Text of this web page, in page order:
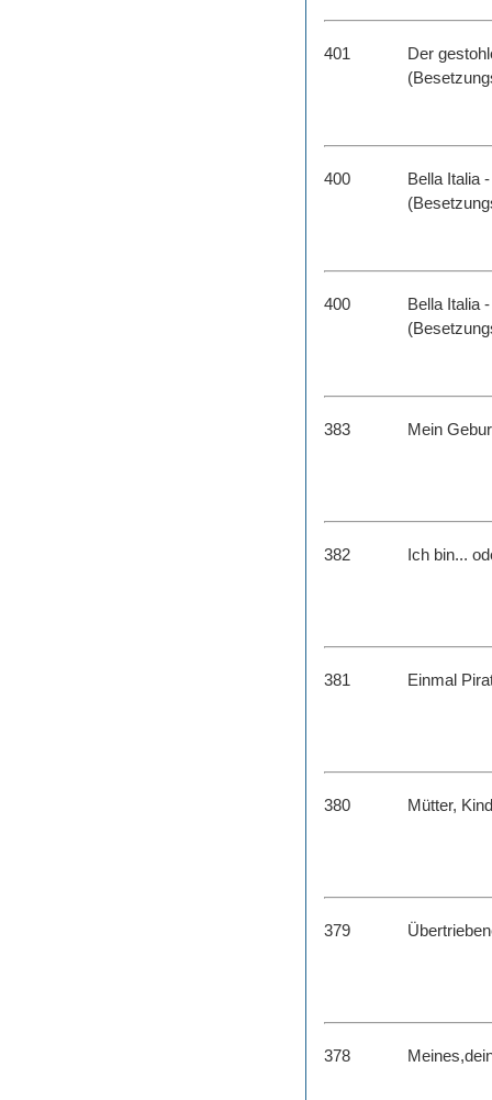
401
Der
400
Bella Italia
400
Bella Italia
383 Mein
382 Ich bin...
381 Einmal
380 Mütter,
379
378